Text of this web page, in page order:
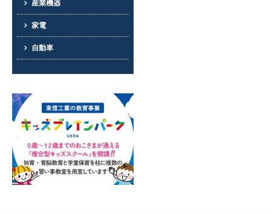
産業機器
家電
自動車